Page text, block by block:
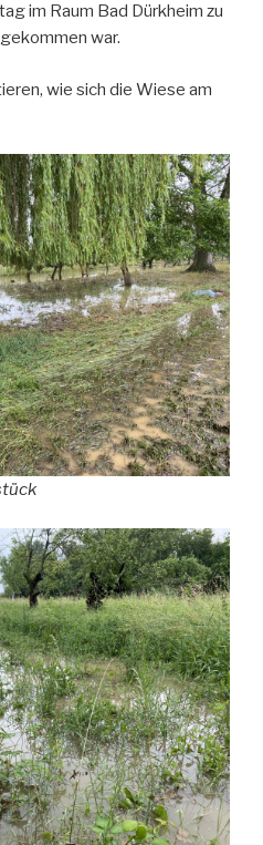
im Raum Bad Dürkheim zu
war.
wie sich die Wiese am